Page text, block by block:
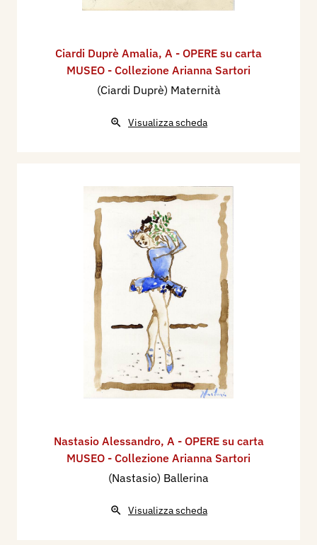
Ciardi Duprè Amalia, A - OPERE su carta
MUSEO - Collezione Arianna Sartori
(Ciardi Duprè) Maternità
Visualizza scheda
Nastasio Alessandro, A - OPERE su carta
MUSEO - Collezione Arianna Sartori
(Nastasio) Ballerina
Visualizza scheda